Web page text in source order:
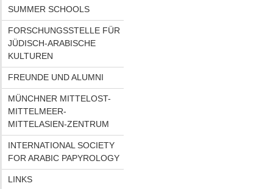
SUMMER SCHOOLS
FORSCHUNGSSTELLE FÜR
JÜDISCH-ARABISCHE
KULTUREN
FREUNDE UND ALUMNI
MÜNCHNER MITTELOST-
MITTELMEER-
MITTELASIEN-ZENTRUM
INTERNATIONAL SOCIETY
FOR ARABIC PAPYROLOGY
LINKS